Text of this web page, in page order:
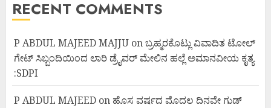
RECENT COMMENTS
P ABDUL MAJEED MAJJU onಬ್ರಹ್ಮರಕೊಟ್ಲು ವಿವಾದಿತ ಟೋಲ್
ಗೇಟ್ ಸಿಬ್ಬಂದಿಯಿಂದ ಲಾರಿ ಡ್ರೈವರ್ ಮೇಲಿನ ಹಲ್ಲೆ ಅಮಾನವೀಯ ಕೃತ್ಯ
:SDPI
P ABDUL MAJEED on ಹೊಸ ವರ್ಷದ ಮೊದಲ ದಿನವೇ ಗುಡ್